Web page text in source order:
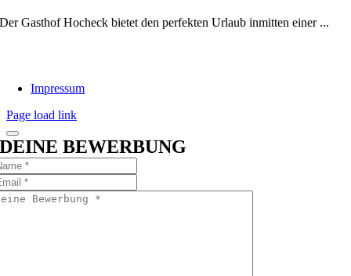
Der Gasthof Hocheck bietet den perfekten Urlaub inmitten einer ...
Impressum
Page load link
DEINE BEWERBUNG